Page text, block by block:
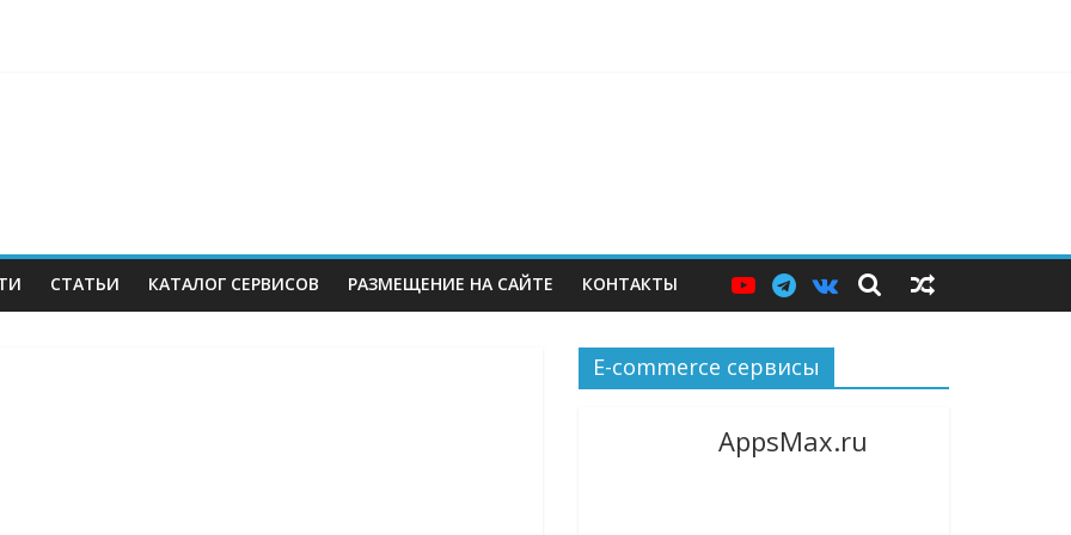
СТАТЬИ КАТАЛОГ СЕРВИСОВ РАЗМЕЩЕНИЕ НА САЙТЕ КОНТАКТЫ
E-commerce сервисы
AppsMax.ru